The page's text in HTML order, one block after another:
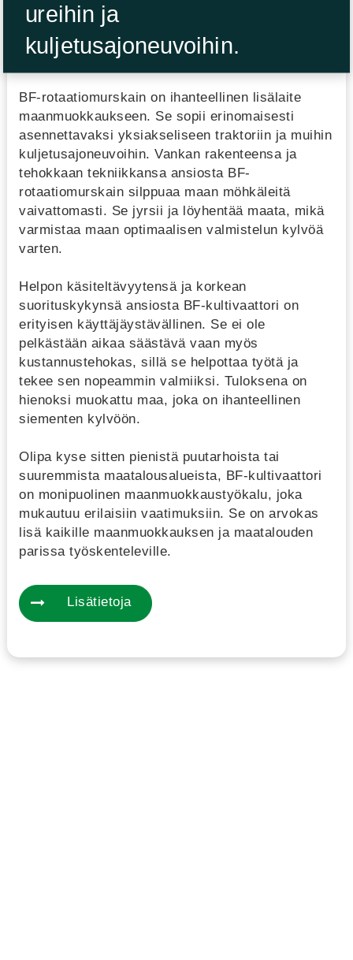
ureihin ja
kuljetusajoneuvoihin.
BF-rotaatiomurskain on ihanteellinen lisälaite
maanmuokkaukseen. Se sopii erinomaisesti
asennettavaksi yksiakseliseen traktoriin ja muihin
kuljetusajoneuvoihin. Vankan rakenteensa ja
tehokkaan tekniikkansa ansiosta BF-
rotaatiomurskain silppuaa maan möhkäleitä
vaivattomasti. Se jyrsii ja löyhentää maata, mikä
varmistaa maan optimaalisen valmistelun kylvöä
varten.
Helpon käsiteltävyytensä ja korkean
suorituskykynsä ansiosta BF-kultivaattori on
erityisen käyttäjäystävällinen. Se ei ole
pelkästään aikaa säästävä vaan myös
kustannustehokas, sillä se helpottaa työtä ja
tekee sen nopeammin valmiiksi. Tuloksena on
hienoksi muokattu maa, joka on ihanteellinen
siementen kylvöön.
Olipa kyse sitten pienistä puutarhoista tai
suuremmista maatalousalueista, BF-kultivaattori
on monipuolinen maanmuokkaustyökalu, joka
mukautuu erilaisiin vaatimuksiin. Se on arvokas
lisä kaikille maanmuokkauksen ja maatalouden
parissa työskenteleville.
Lisätietoja